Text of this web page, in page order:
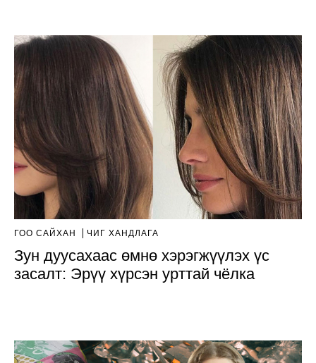
ГОО САЙХАН ЧИГ ХАНДЛАГА
Зун дуусахаас өмнө хэрэгжүүлэх үс
засалт: Эрүү хүрсэн урттай чёлка